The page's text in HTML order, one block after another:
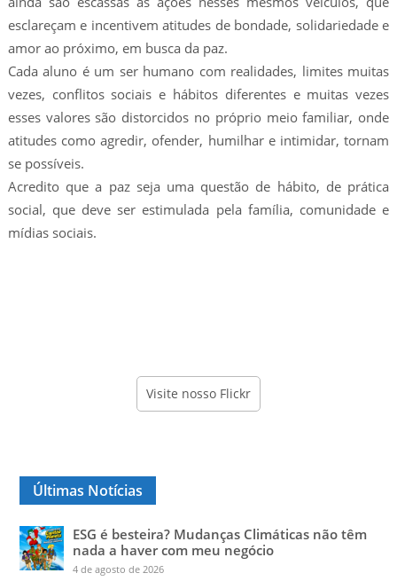
esclareçam e incentivem atitudes de bondade, solidariedade e
amor ao próximo, em busca da paz.
Cada aluno é um ser humano com realidades, limites muitas
vezes, conflitos sociais e hábitos diferentes e muitas vezes
esses valores são distorcidos no próprio meio familiar, onde
atitudes como agredir, ofender, humilhar e intimidar, tornam
se possíveis.
Acredito que a paz seja uma questão de hábito, de prática
social, que deve ser estimulada pela família, comunidade e
mídias sociais.
Visite nosso Flickr
Últimas Notícias
ESG é besteira? Mudanças Climáticas não têm
nada a haver com meu negócio
4 de agosto de 2026